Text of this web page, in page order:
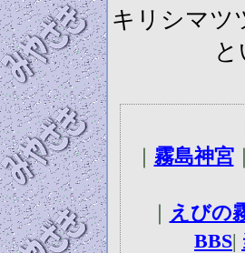
キリシマツ
｜ 霧島神宮｜
｜ えびの
BBS|